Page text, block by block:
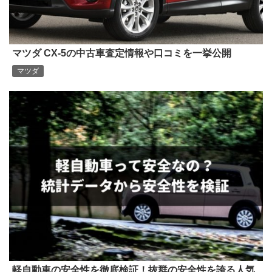
マツダ CX-5の中古車査定情報や口コミを一挙公開
マツダ
軽自動車の安全性を徹底検証！抜群の安全性を誇る人気